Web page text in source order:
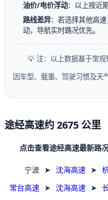
油价/电价浮动：以上按近
路线差异：若选择其他高
动，导航实时路况优先。
💡 注：以上数据基于常
因车型、载重、驾驶习惯及天
途经高速约 2675 公里
点击查看途经高速最新路况
宁波 ➤ 沈海高速 ➤
常台高速
➤ 沈海高速 ➤